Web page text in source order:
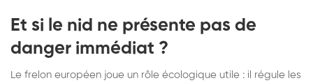
Et si le nid ne présente pas de
danger immédiat ?
Le frelon européen joue un rôle écologique utile : il régule les